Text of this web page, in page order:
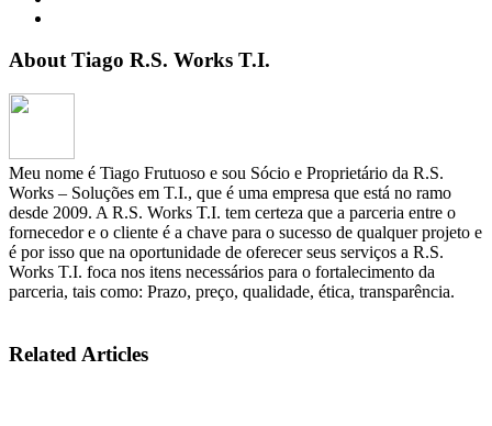
About Tiago R.S. Works T.I.
Meu nome é Tiago Frutuoso e sou Sócio e Proprietário da R.S.
Works – Soluções em T.I., que é uma empresa que está no ramo
desde 2009. A R.S. Works T.I. tem certeza que a parceria entre o
fornecedor e o cliente é a chave para o sucesso de qualquer projeto e
é por isso que na oportunidade de oferecer seus serviços a R.S.
Works T.I. foca nos itens necessários para o fortalecimento da
parceria, tais como: Prazo, preço, qualidade, ética, transparência.
Related Articles